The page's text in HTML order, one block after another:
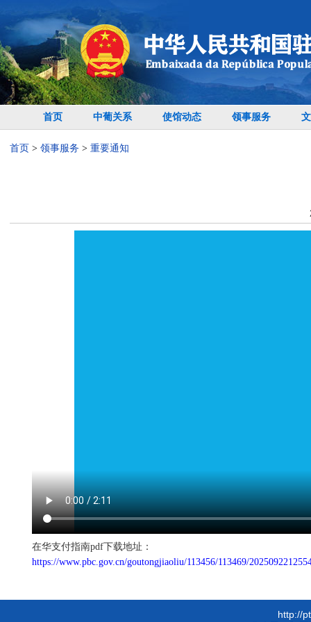
首页 中葡关系 使馆动态 领事服务
首页 > 领事服务 > 重要通知
在华支付指南pdf下载地址：
https://www.pbc.gov.cn/goutongjiaoliu/113456/113469/
http://